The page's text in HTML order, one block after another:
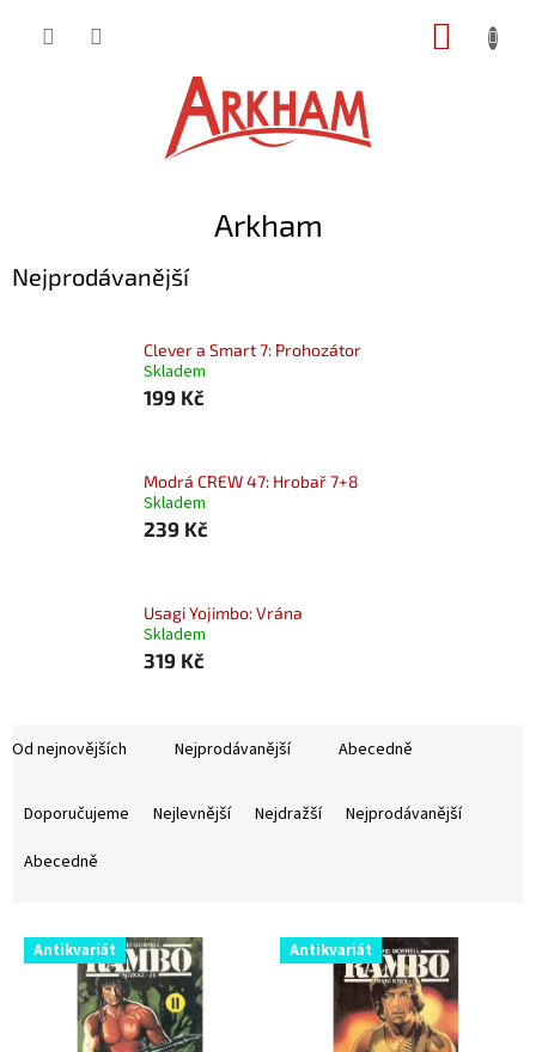
Arkham
Nejprodávanější
Clever a Smart 7: Prohozátor
Skladem
199 Kč
Modrá CREW 47: Hrobař 7+8
Skladem
239 Kč
Usagi Yojimbo: Vrána
Skladem
319 Kč
Od nejnovějších Nejprodávanější Abecedně
p
Doporučujeme Nejlevnější Nejdražší
Nejprodávanější
Abecedně
V Antikvariát Antikvariát